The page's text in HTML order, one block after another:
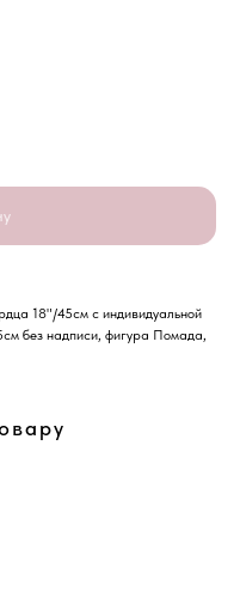
18"/45см с индивидуальной
без надписи, фигура Помада,